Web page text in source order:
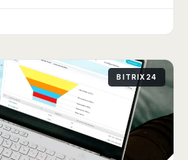
BITRIX24